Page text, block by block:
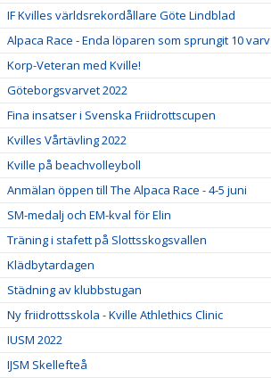
IF Kvilles världsrekordållare Göte Lindblad
Alpaca Race - Enda löparen som sprungit 10 varv
Korp-Veteran med Kville!
Göteborgsvarvet 2022
Fina insatser i Svenska Friidrottscupen
Kvilles Vårtävling 2022
Kville på beachvolleyboll
Anmälan öppen till The Alpaca Race - 4-5 juni
SM-medalj och EM-kval för Elin
Träning i stafett på Slottsskogsvallen
Klädbytardagen
Städning av klubbstugan
Ny friidrottsskola - Kville Athlethics Clinic
IUSM 2022
IJSM Skellefteå